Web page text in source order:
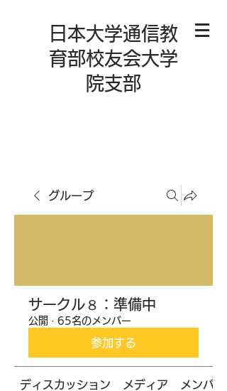
日本大学通信教
育部校友会大学
院支部
グループ
サークル８：準備中
公開 · 65名のメンバー
参加する
ディスカッション メディア メンバー